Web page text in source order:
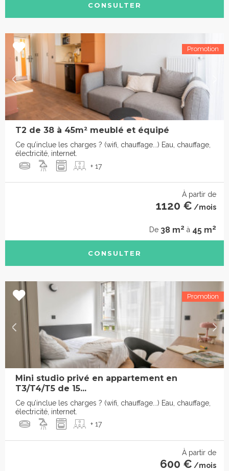
CONSULTER
T2 de 38 à 45m² meublé et équipé
Ce qu’inclue les charges ? (wifi, chauffage...) Eau, chauffage,
électricité, internet.
+ 17
À partir de
1120 € /mois
De 38 m2 à 45 m2
CONSULTER
Mini studio privé en appartement en
T3/T4/T5 de 15...
Ce qu’inclue les charges ? (wifi, chauffage...) Eau, chauffage,
électricité, internet.
+ 17
À partir de
600 € /mois